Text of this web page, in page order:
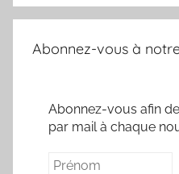
Abonnez-vous à
Abonnez-vous afin
par mail à chaque